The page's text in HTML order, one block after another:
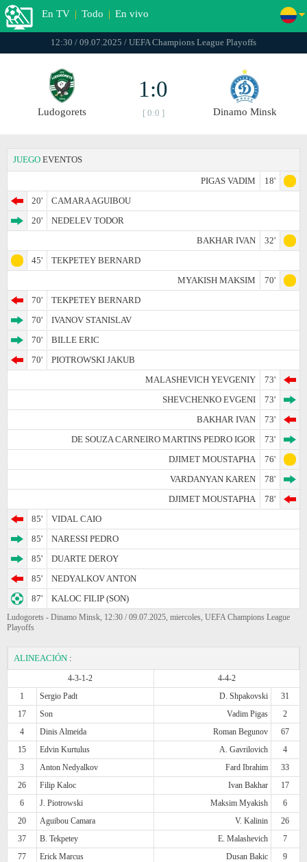
En TV | Todo | En vivo
12:30 / 09.07.2025 / UEFA Champions League Playoffs
Ludogorets
1:0
[ 0:0 ] Dinamo Minsk
JUEGO EVENTOS
PIGAS VADIM
18'
20'
CAMARA AGUIBOU
20'
NEDELEV TODOR
BAKHAR IVAN
32'
45'
TEKPETEY BERNARD
MYAKISH MAKSIM
70'
70'
TEKPETEY BERNARD
70'
IVANOV STANISLAV
70'
BILLE ERIC
70'
PIOTROWSKI JAKUB
MALASHEVICH YEVGENIY
73'
SHEVCHENKO EVGENI
73'
BAKHAR IVAN
73'
DE SOUZA CARNEIRO MARTINS PEDRO IGOR
73'
DJIMET MOUSTAPHA
76'
VARDANYAN KAREN
78'
DJIMET MOUSTAPHA
78'
85'
VIDAL CAIO
85'
NARESSI PEDRO
85'
DUARTE DEROY
85'
NEDYALKOV ANTON
87'
KALOC FILIP (SON)
Ludogorets - Dinamo Minsk, 12:30 / 09.07.2025, miercoles, UEFA Champions League
Playoffs
ALINEACIÓN :
4-3-1-2
4-4-2
1
Sergio Padt D. Shpakovski
31
17
Son Vadim Pigas
2
4
Dinis Almeida Roman Begunov
67
15
Edvin Kurtulus A. Gavrilovich
4
3
Anton Nedyalkov Fard Ibrahim
33
26
Filip Kaloc Ivan Bakhar
17
6
J. Piotrowski Maksim Myakish
6
20
Aguibou Camara V. Kalinin
26
37
B. Tekpetey E. Malashevich
7
77
Erick Marcus Dusan Bakic
9